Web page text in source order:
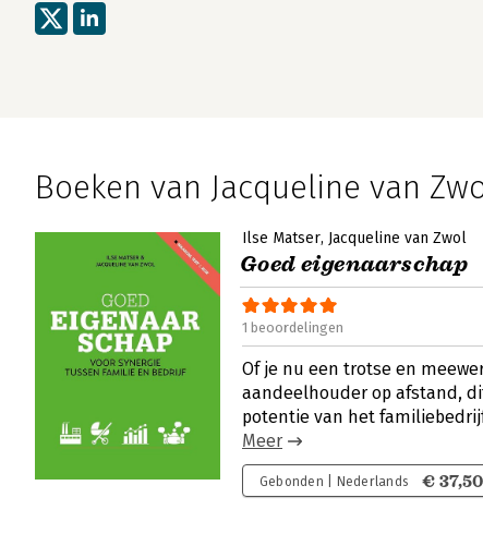
Boeken van Jacqueline van
Ilse Matser Jacqueline van Zwol
Goed eigenaarschap
1 beoordelingen
Of je nu een trotse en
aandeelhouder op afstand,
potentie van het
Meer
Gebonden | Nederlands € 37,50